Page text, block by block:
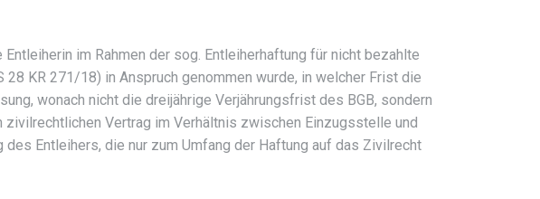
im Rahmen der sog. Entleiherhaftung für nicht bezahlte
KR 271/18) in Anspruch genommen wurde, in welcher Frist die
wonach nicht die dreijährige Verjährungsfrist des BGB, sondern
Vertrag im Verhältnis zwischen Einzugsstelle und
Entleihers, die nur zum Umfang der Haftung auf das Zivilrecht